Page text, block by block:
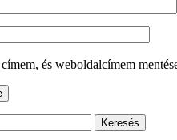
és weboldalcímem